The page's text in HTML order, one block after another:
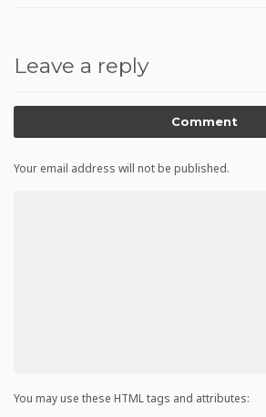
Leave a reply
Comment
Your email address will not be published.
You may use these HTML tags and attributes: